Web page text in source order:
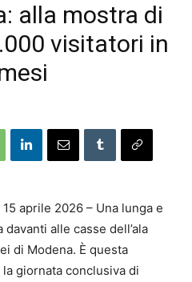
alla mostra di
visitatori in
aprile 2026 – Una lunga e
alle casse dell’ala
di Modena. È questa
la giornata conclusiva di